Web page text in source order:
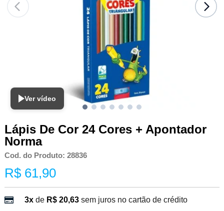
Ver vídeo
Lápis De Cor 24 Cores + Apontador
Norma
Cod. do Produto: 28836
R$ 61,90
3xde R$ 20,63 sem juros no cartão de crédito